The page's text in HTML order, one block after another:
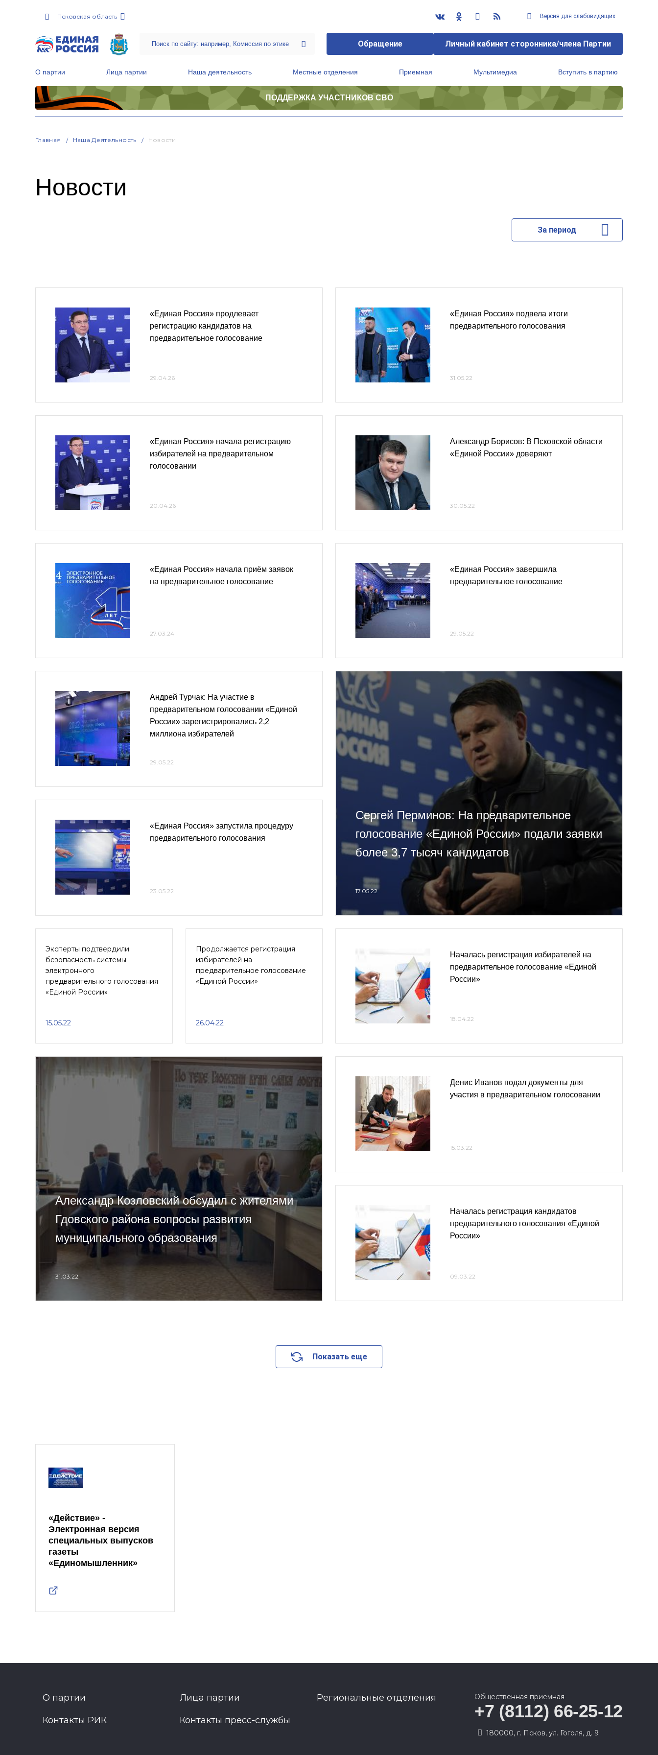
Псковская область Версия для слабовидящих
Обращение Личный кабинет сторонника/члена Партии
О партии Лица партии Наша деятельность Местные отделения Приемная Мультимедиа Вступить в партию
ПОДДЕРЖКА УЧАСТНИКОВ СВО
Главная Наша Деятельность Новости
Новости
За период
«Единая Россия» продлевает
регистрацию кандидатов на
предварительное голосование
29.04.26
«Единая Россия» начала регистрацию
избирателей на предварительном
голосовании
20.04.26
«Единая Россия» начала приём заявок
на предварительное голосование
27.03.24
«Единая Россия» подвела итоги
предварительного голосования
31.05.22
Александр Борисов: В Псковской области
«Единой России» доверяют
30.05.22
«Единая Россия» завершила
предварительное голосование
29.05.22
Андрей Турчак: На участие в
предварительном голосовании «Единой
России» зарегистрировались 2,2
миллиона избирателей
29.05.22
«Единая Россия» запустила процедуру
предварительного голосования
23.05.22
Сергей Перминов: На предварительное
голосование «Единой России» подали заявки
более 3,7 тысяч кандидатов
17.05.22
Эксперты подтвердили
безопасность системы
электронного
предварительного голосования
«Единой России»
15.05.22
Продолжается регистрация
избирателей на
предварительное голосование
«Единой России»
26.04.22
Началась регистрация избирателей на
предварительное голосование «Единой
России»
18.04.22
Александр Козловский обсудил с жителями
Гдовского района вопросы развития
муниципального образования
31.03.22
Денис Иванов подал документы для
участия в предварительном голосовании
15.03.22
Началась регистрация кандидатов
предварительного голосования «Единой
России»
09.03.22
Показать еще
«Действие» -
Электронная версия
специальных выпусков
газеты
«Единомышленник»
О партии Лица партии Региональные отделения
Контакты РИК Контакты пресс-службы
Общественная приемная
+7 (8112) 66-25-12
180000, г. Псков, ул. Гоголя, д. 9